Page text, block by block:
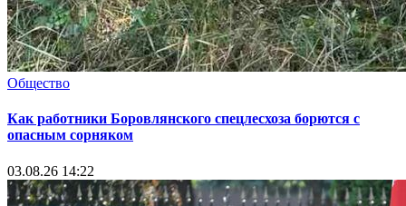
Общество
Как работники Боровлянского спецлесхоза борются с
опасным сорняком
03.08.26 14:22